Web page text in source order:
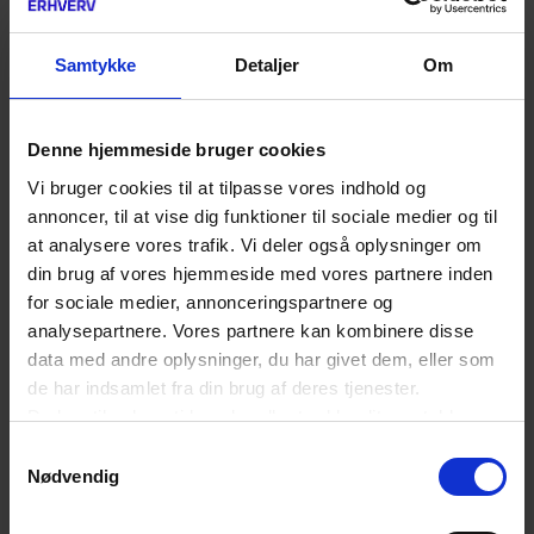
Samtykke Detaljer Om
Denne hjemmeside bruger cookies
Vi bruger cookies til at tilpasse vores indhold og
annoncer, til at vise dig funktioner til sociale medier og til
at analysere vores trafik. Vi deler også oplysninger om
din brug af vores hjemmeside med vores partnere inden
for sociale medier, annonceringspartnere og
analysepartnere. Vores partnere kan kombinere disse
data med andre oplysninger, du har givet dem, eller som
de har indsamlet fra din brug af deres tjenester.
Du kan til enhver tid ændre eller trække dit samtykke
hjørne på websitet.
Nødvendig
stigning i registrerede butikstyverier på lidt over 9
pct. Ud fra udviklingen fra 2021 til 2022 i
månederne april, maj og juni kan vi se, at der er
sket et fald på alene 0,3 pct. i juni. Dog ses en
stigning på omkring 19 pct. i april og en stigning
på næsten 10 pct. i maj. Samlet er der i første
halvår af 2022 registeret 5.808 butikstyverier
mod 5.453 i første halvår 2021 - det svarer til en
samlet stigning i antallet af registeret
butikstyverier på ca. 6,5 pct i første halvår af
Top-10 over de oftest stjålne varer (andet